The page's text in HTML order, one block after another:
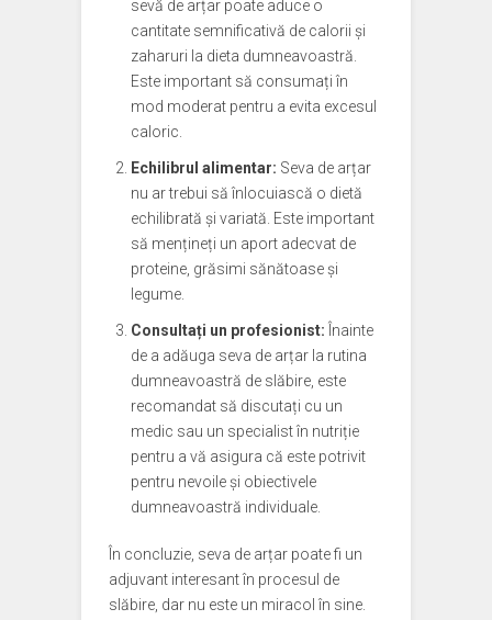
sevă de arțar poate aduce o
cantitate semnificativă de calorii și
zaharuri la dieta dumneavoastră.
Este important să consumați în
mod moderat pentru a evita excesul
caloric.
Echilibrul alimentar: Seva de arțar
nu ar trebui să înlocuiască o dietă
echilibrată și variată. Este important
să mențineți un aport adecvat de
proteine, grăsimi sănătoase și
legume.
Consultați un profesionist: Înainte
de a adăuga seva de arțar la rutina
dumneavoastră de slăbire, este
recomandat să discutați cu un
medic sau un specialist în nutriție
pentru a vă asigura că este potrivit
pentru nevoile și obiectivele
dumneavoastră individuale.
În concluzie, seva de arțar poate fi un
adjuvant interesant în procesul de
slăbire, dar nu este un miracol în sine.